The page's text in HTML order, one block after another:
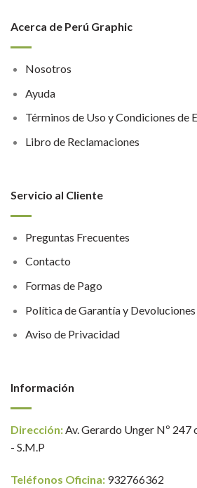
Acerca de Perú Graphic
Nosotros
Ayuda
Términos de Uso y Condiciones de
Libro de Reclamaciones
Servicio al Cliente
Preguntas Frecuentes
Contacto
Formas de Pago
Política de Garantía y Devoluciones
Aviso de Privacidad
Información
Dirección:Av. Gerardo Unger Nº 247
- S.M.P
Teléfonos Oficina: 932766362